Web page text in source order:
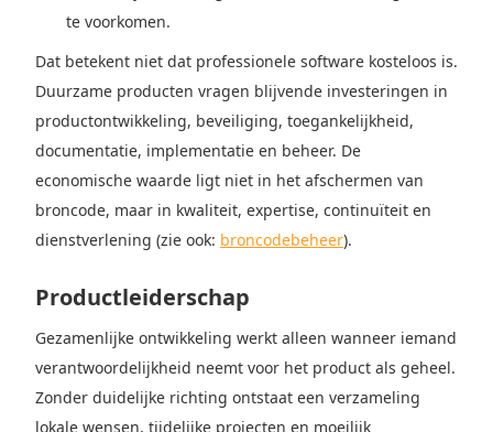
te voorkomen.
Dat betekent niet dat professionele software kosteloos is.
Duurzame producten vragen blijvende investeringen in
productontwikkeling, beveiliging, toegankelijkheid,
documentatie, implementatie en beheer. De
economische waarde ligt niet in het afschermen van
broncode, maar in kwaliteit, expertise, continuïteit en
dienstverlening (zie ook: broncodebeheer).
Productleiderschap
Gezamenlijke ontwikkeling werkt alleen wanneer iemand
verantwoordelijkheid neemt voor het product als geheel.
Zonder duidelijke richting ontstaat een verzameling
lokale wensen, tijdelijke projecten en moeilijk